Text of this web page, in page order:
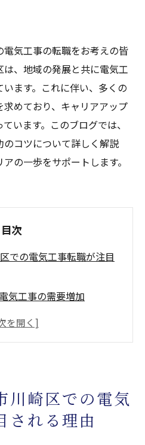
気工事の転職をお考えの皆
、地域の発展と共に電気工
ます。これに伴い、多くの
めており、キャリアアップ
います。このブログでは、
コツについて詳しく解説
の一歩をサポートします。
目次
での電気工事転職が注目
気工事の需要増加
プロジェクトと電気工事
市場の将来性
でキャリアアップするた
川崎区での電気
される理由